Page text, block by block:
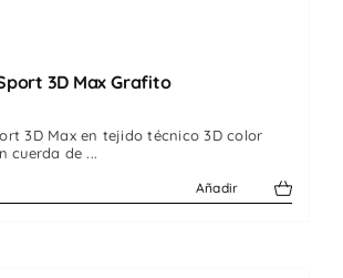
3D Max Grafito
3D Max en tejido técnico 3D color
cuerda de ...
Añadir